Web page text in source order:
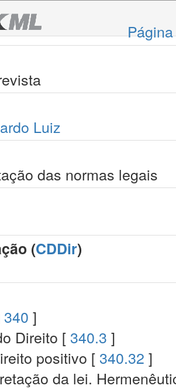
Luiz
das normas legais
(CDDir)
340 ]
Direito [ 340.3 ]
positivo [ 340.32 ]
da lei.